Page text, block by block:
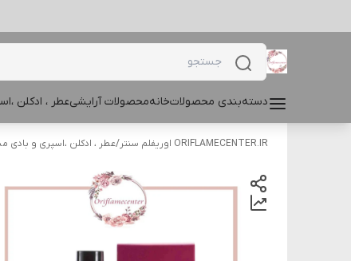
دسته‌بندی محصولاتخانهمحصولات آرایشیعطر ، ادکلن
ORIFLAMECENTER.IR اوریفلم سنتر /عطر ، ادکلن ،اسپری و بادی